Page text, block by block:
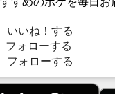
いいね！する
ォローする
フォローする